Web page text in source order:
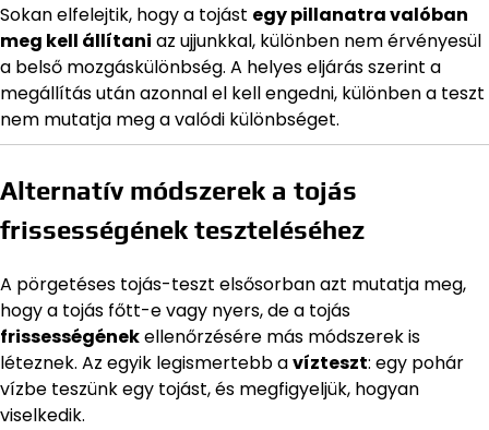
Sokan elfelejtik, hogy a tojást egy pillanatra valóban
meg kell állítani az ujjunkkal, különben nem érvényesül
a belső mozgáskülönbség. A helyes eljárás szerint a
megállítás után azonnal el kell engedni, különben a teszt
nem mutatja meg a valódi különbséget.
Alternatív módszerek a tojás
frissességének teszteléséhez
A pörgetéses tojás-teszt elsősorban azt mutatja meg,
hogy a tojás főtt-e vagy nyers, de a tojás
frissességénekellenőrzésére más módszerek is
léteznek. Az egyik legismertebb avízteszt: egy pohár
vízbe teszünk egy tojást, és megfigyeljük, hogyan
viselkedik.